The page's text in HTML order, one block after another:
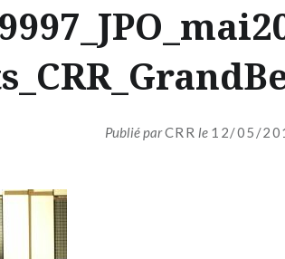
Publié parCRR le 12/05/